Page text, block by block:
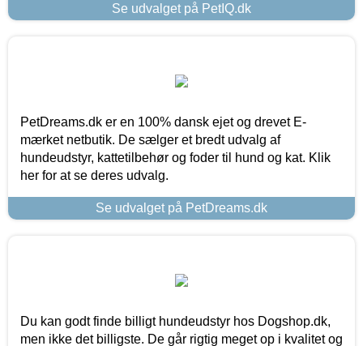
Se udvalget på PetIQ.dk
PetDreams.dk er en 100% dansk ejet og drevet E-
mærket netbutik. De sælger et bredt udvalg af
hundeudstyr, kattetilbehør og foder til hund og kat. Klik
her for at se deres udvalg.
Se udvalget på PetDreams.dk
Du kan godt finde billigt hundeudstyr hos Dogshop.dk,
men ikke det billigste. De går rigtig meget op i kvalitet og